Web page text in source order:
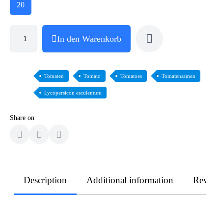
20
In den Warenkorb
Tomaten Tomato Tomatoes Tomatensamen
Lycopersicon esculentum
Share on
Description Additional information